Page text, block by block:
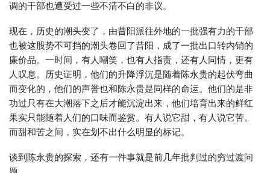
调的干部也遭受过一些不清不白的非议。
现在，历史的潮头变了，由昔阳派往外地的一批强有力的干部
也被这股势不可挡的潮头卷回了昔阳，成了一批出口转内销的
廉价品。一时间，有人嘲笑，也有人指责，还有人同情，更有
人叹息。历史证明，他们的升降浮沉是随着陈永贵的起伏弯曲
而变化的，他们的声誉也和陈永贵是同样的命运。他们的是非
功过只有在大潮落下之后才能沉淀出来，他们培育出来的鲜红
果实只能随着人们的口味而鉴赏。有人说它甜，有人说它苦。
而甜和苦之间，实在划不出什么明显的标记。
谈到陈永贵的探索，还有一件事就是前几年批判过的穷过渡问